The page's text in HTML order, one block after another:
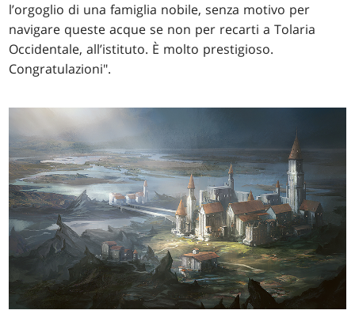
l’orgoglio di una famiglia nobile, senza motivo per
navigare queste acque se non per recarti a Tolaria
Occidentale, all’istituto. È molto prestigioso.
Congratulazioni".